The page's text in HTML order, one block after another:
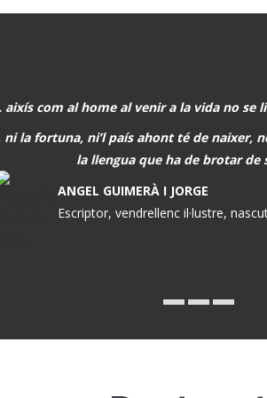
com al home al venir a la vida no se
ni la fortuna, ni’l país ahont té de naixer,
la llengua que ha de brotar de
ANGEL GUIMERÀ I JORGE
Escriptor, vendrellenc il·lustre,